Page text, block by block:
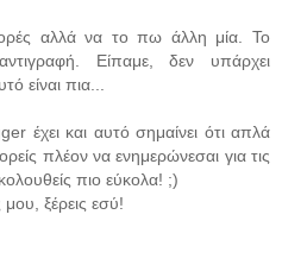
αλλά να το πω άλλη μία. Το
Είπαμε, δεν υπάρχει
είναι πια...
έχει και αυτό σημαίνει ότι απλά
πλέον να ενημερώνεσαι για τις
πιο εύκολα! ;)
ξέρεις εσύ!